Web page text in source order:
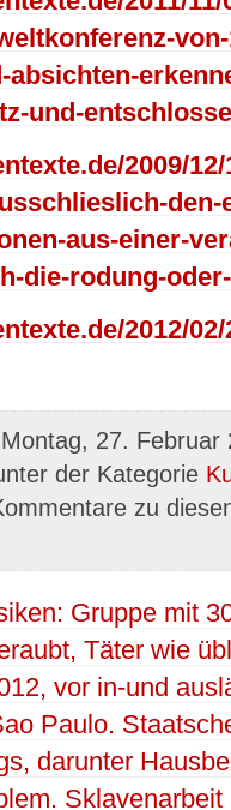
und-
2009/
aus-einer-
die-rodung-
2012/
27. Februar
der Kategorie
zu
Gruppe mit
Täter wie
vor in-und
Paulo.
darunter